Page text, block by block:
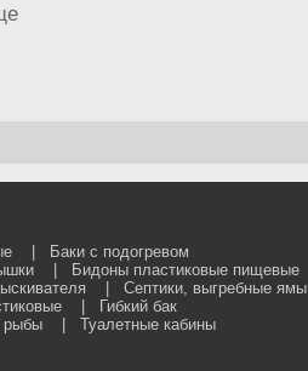
|
Баки с подогревом
Бидоны пластиковые пищевые
Септики, выгребные ямы
|
Гибкий бак
рыбы Туалетные кабины